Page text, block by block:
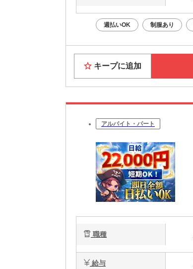
週払いOK 制服あり
キープに追加
アルバイト・パート
職種
給与